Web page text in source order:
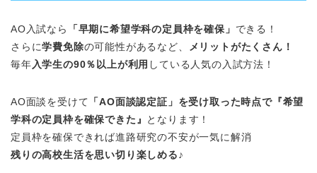
AO入試なら 「早期に希望学科の定員枠を確保」 できる！
さらに学費免除の可能性があるなど、
メリットがたくさん！
毎年 入学生の90％以上が利用 している人気の入試方法！
AO面談を受けて 「AO面談認定証」を受け取った時点で『希望
学科の定員枠を確保できた』 となります！
定員枠を確保できれば進路研究の不安が一気に解消
残りの高校生活を思い切り楽しめる♪